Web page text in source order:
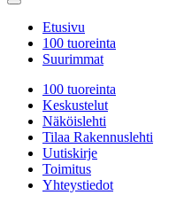
Etusivu
100 tuoreinta
Suurimmat
100 tuoreinta
Keskustelut
Näköislehti
Tilaa Rakennuslehti
Uutiskirje
Toimitus
Yhteystiedot